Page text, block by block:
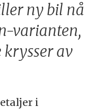
ny bil nå
varianten,
krysser av
i